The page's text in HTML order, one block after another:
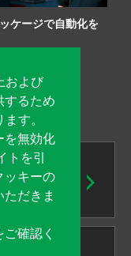
および
するため
す。
を無効化
トを引
ッキーの
だきま
確認く
ケージで自動化を